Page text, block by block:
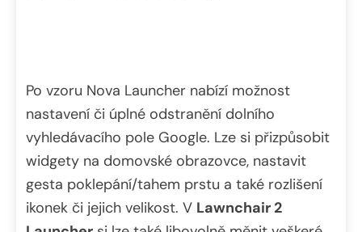
Po vzoru Nova Launcher nabízí možnost
nastavení či úplné odstranění dolního
vyhledávacího pole Google. Lze si přizpůsobit
widgety na domovské obrazovce, nastavit
gesta poklepání/tahem prstu a také rozlišení
ikonek či jejich velikost. V Lawnchair 2